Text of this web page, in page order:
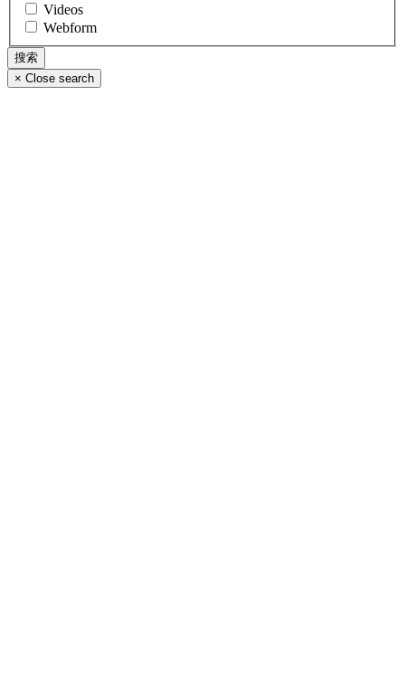
Videos
Webform
× Close search